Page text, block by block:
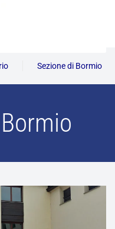
Sezione di Bormio